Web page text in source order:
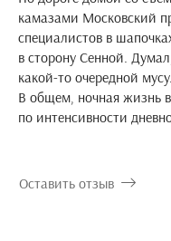
камазами Московский
специалистов в
в сторону Сенной.
какой-то очередной
В общем, ночная жизнь в
по интенсивности
Оставить отзыв